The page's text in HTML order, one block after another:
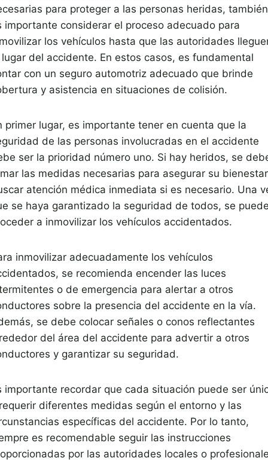
para proteger a las personas heridas, también
importante considerar el proceso adecuado para
los vehículos hasta que las autoridades
del accidente. En estos casos, es fundamental
con un seguro automotriz adecuado que brinde
y asistencia en situaciones de colisión.
primer lugar, es importante tener en cuenta que la
de las personas involucradas en el accidente
ser la prioridad número uno. Si hay heridos, se
las medidas necesarias para asegurar su
atención médica inmediata si es necesario. Una
se haya garantizado la seguridad de todos, se
a inmovilizar los vehículos accidentados.
inmovilizar adecuadamente los vehículos
se recomienda encender las luces
o de emergencia para alertar a otros
sobre la presencia del accidente en la vía.
se debe colocar señales o conos reflectantes
del área del accidente para advertir a otros
y garantizar su seguridad.
importante recordar que cada situación puede ser
diferentes medidas según el entorno y las
específicas del accidente. Por lo tanto,
es recomendable seguir las instrucciones
por las autoridades locales o